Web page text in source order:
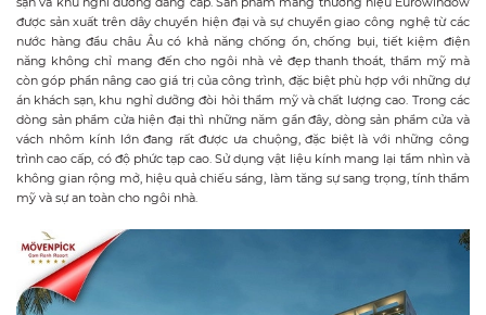
được sản xuất trên dây chuyền hiện đại và sự chuyển giao công nghệ từ các
nước hàng đầu châu Âu có khả năng chống ồn, chống bụi, tiết kiệm điện
năng không chỉ mang đến cho ngôi nhà vẻ đẹp thanh thoát, thẩm mỹ mà
còn góp phần nâng cao giá trị của công trình, đặc biệt phù hợp với những dự
án khách sạn, khu nghỉ dưỡng đòi hỏi thẩm mỹ và chất lượng cao. Trong các
dòng sản phẩm cửa hiện đại thì những năm gần đây, dòng sản phẩm cửa và
vách nhôm kính lớn đang rất được ưa chuộng, đặc biệt là với những công
trình cao cấp, có độ phức tạp cao. Sử dụng vật liệu kính mang lại tầm nhìn và
không gian rộng mở, hiệu quả chiếu sáng, làm tăng sự sang trọng, tính thẩm
mỹ và sự an toàn cho ngôi nhà.